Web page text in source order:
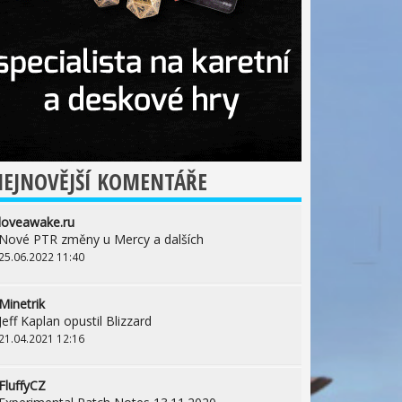
KOMENTÁŘE
PTR změny u Mercy a dalších
11:40
Kaplan opustil Blizzard
12:16